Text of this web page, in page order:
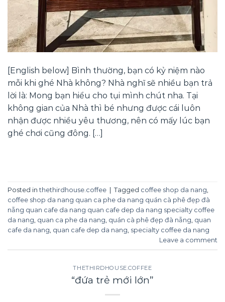
[English below] Bình thường, bạn có kỷ niệm nào
mỗi khi ghé Nhà không? Nhà nghĩ sẽ nhiều bạn trả
lời là: Mong bạn hiểu cho tụi mình chút nha. Tại
không gian của Nhà thì bé nhưng được cái luôn
nhận được nhiều yêu thương, nên có mấy lúc bạn
ghé chơi cũng đông. […]
Posted inthethirdhouse.coffee Tagged coffee shop da nang,
coffee shop da nang quan ca phe da nang quán cà phê đẹp đà
nẵng quan cafe da nang quan cafe dep da nang specialty coffee
da nang, quan ca phe da nang, quán cà phê đẹp đà nẵng, quan
cafe da nang, quan cafe dep da nang, specialty coffee da nang
Leave a comment
THETHIRDHOUSE.COFFEE
“đứa trẻ mới lớn”